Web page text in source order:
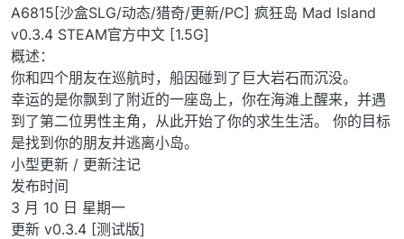
A6815[沙盒SLG/动态/猎奇/更新/PC] 疯狂岛 Mad Island
v0.3.4 STEAM官方中文 [1.5G]
概述：
你和四个朋友在巡航时，船因碰到了巨大岩石而沉没。
幸运的是你飘到了附近的一座岛上，你在海滩上醒来，并遇
到了第二位男性主角，从此开始了你的求生生活。 你的目标
是找到你的朋友并逃离小岛。
小型更新 / 更新注记
发布时间
3 月 10 日 星期一
更新 v0.3.4 [测试版]